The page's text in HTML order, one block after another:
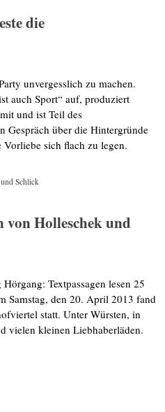
die
unvergesslich zu machen.
auch Sport“ auf, produziert
und ist Teil des
Gespräch über die Hintergründe
sich flach zu legen.
von Holleschek und
Textpassagen lesen 25
Samstag, den 20. April 2013 fand
statt. Unter Würsten, in
vielen kleinen Liebhaberläden.